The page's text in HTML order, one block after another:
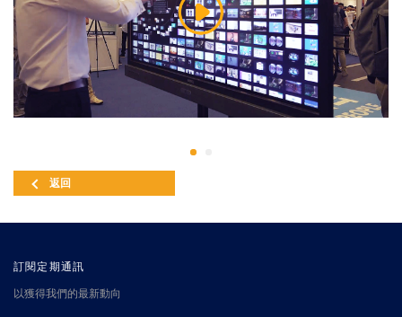
返回
訂閱定期通訊
以獲得我們的最新動向